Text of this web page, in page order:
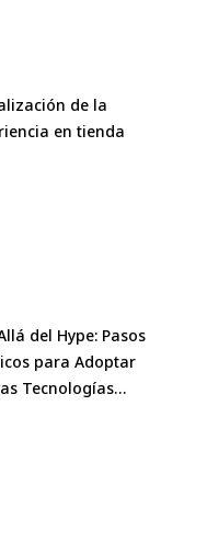
de la
en tienda
del Hype: Pasos
para Adoptar
Tecnologías